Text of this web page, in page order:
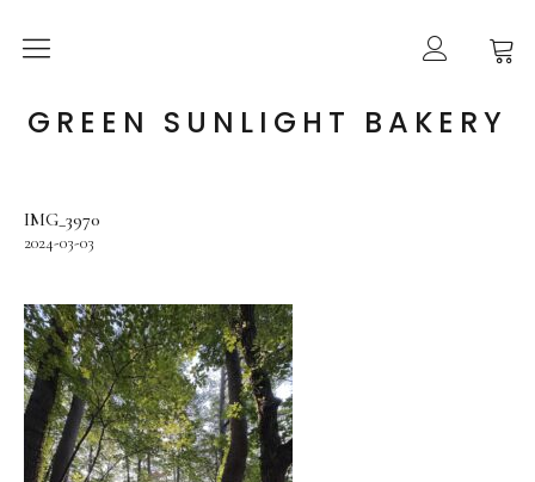
GREEN SUNLIGHT BAKERY
ABOUT US
BLOG
CONTACT
IMG_3970
2024-03-03